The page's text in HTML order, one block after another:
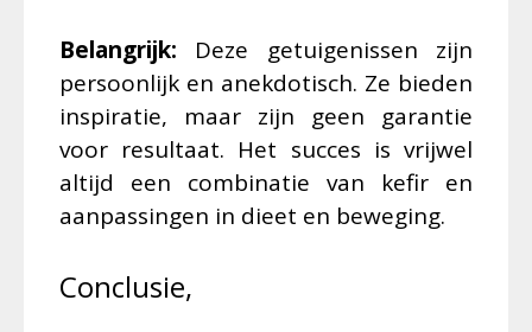
Belangrijk: Deze getuigenissen zijn
persoonlijk en anekdotisch. Ze bieden
inspiratie, maar zijn geen garantie
voor resultaat. Het succes is vrijwel
altijd een combinatie van kefir en
aanpassingen in dieet en beweging.
Conclusie,